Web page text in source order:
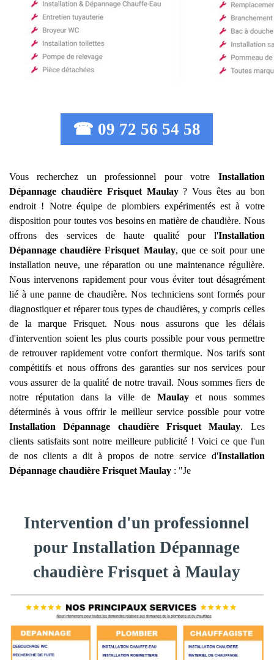
☎ 09 72 56 54 58
Vous recherchez un professionnel pour votre Installation
Dépannage chaudière Frisquet Maulay? Vous êtes au bon
endroit ! Notre équipe de plombiers expérimentés est à votre
disposition pour toutes vos besoins en matière de chaudière. Nous
offrons des services de haute qualité pour l'Installation
Dépannage chaudière Frisquet Maulay, que ce soit pour une
installation neuve, une réparation ou une maintenance régulière.
Nous intervenons rapidement pour vous éviter tout désagrément
lié à une panne de chaudière. Nos techniciens sont formés pour
diagnostiquer et réparer tous types de chaudières, y compris celles
de la marque Frisquet. Nous nous assurons que les délais
d'intervention soient les plus courts possible pour vous permettre
de retrouver rapidement votre confort thermique. Nos tarifs sont
compétitifs et nous offrons des garanties sur nos services pour
vous assurer de la qualité de notre travail. Nous sommes fiers de
notre réputation dans la ville de Maulayet nous sommes
déterminés à vous offrir le meilleur service possible pour votre
Installation Dépannage chaudière Frisquet
Maulay. Les
clients satisfaits sont notre meilleure publicité ! Voici ce que l'un
de nos clients a dit à propos de notre service d'Installation
Dépannage chaudière Frisquet Maulay : "Je
Intervention d'un professionnel
pour Installation Dépannage
chaudière Frisquet à Maulay